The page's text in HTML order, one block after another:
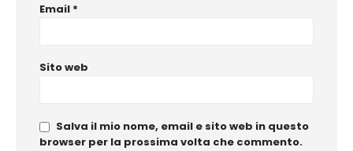
Email *
Sito web
Salva il mio nome, email e sito web in questo
browser per la prossima volta che commento.